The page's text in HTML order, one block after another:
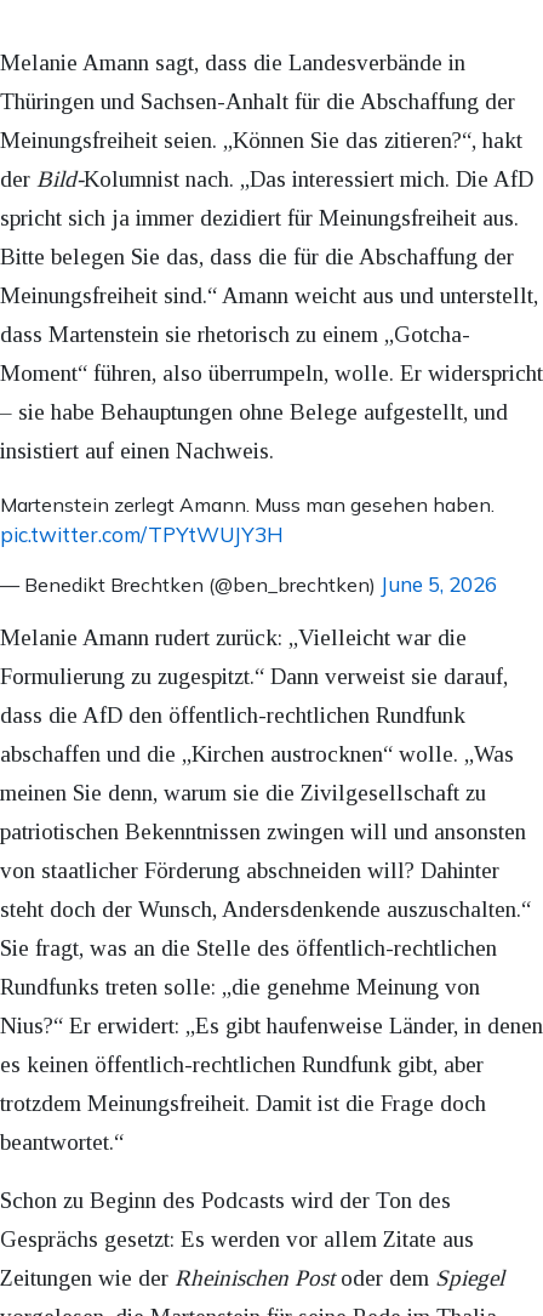
Melanie Amann sagt, dass die Landesverbände in
Thüringen und Sachsen-Anhalt für die Abschaffung der
Meinungsfreiheit seien. „Können Sie das zitieren?“, hakt
der Bild-Kolumnist nach. „Das interessiert mich. Die AfD
spricht sich ja immer dezidiert für Meinungsfreiheit aus.
Bitte belegen Sie das, dass die für die Abschaffung der
Meinungsfreiheit sind.“ Amann weicht aus und unterstellt,
dass Martenstein sie rhetorisch zu einem „Gotcha-
Moment“ führen, also überrumpeln, wolle. Er widerspricht
– sie habe Behauptungen ohne Belege aufgestellt, und
insistiert auf einen Nachweis.
Martenstein zerlegt Amann. Muss man gesehen haben.
pic.twitter.com/TPYtWUJY3H
— Benedikt Brechtken (@ben_brechtken) June 5, 2026
Melanie Amann rudert zurück: „Vielleicht war die
Formulierung zu zugespitzt.“ Dann verweist sie darauf,
dass die AfD den öffentlich-rechtlichen Rundfunk
abschaffen und die „Kirchen austrocknen“ wolle. „Was
meinen Sie denn, warum sie die Zivilgesellschaft zu
patriotischen Bekenntnissen zwingen will und ansonsten
von staatlicher Förderung abschneiden will? Dahinter
steht doch der Wunsch, Andersdenkende auszuschalten.“
Sie fragt, was an die Stelle des öffentlich-rechtlichen
Rundfunks treten solle: „die genehme Meinung von
Nius?“ Er erwidert: „Es gibt haufenweise Länder, in denen
es keinen öffentlich-rechtlichen Rundfunk gibt, aber
trotzdem Meinungsfreiheit. Damit ist die Frage doch
beantwortet.“
Schon zu Beginn des Podcasts wird der Ton des
Gesprächs gesetzt: Es werden vor allem Zitate aus
Zeitungen wie der Rheinischen Postoder dem Spiegel